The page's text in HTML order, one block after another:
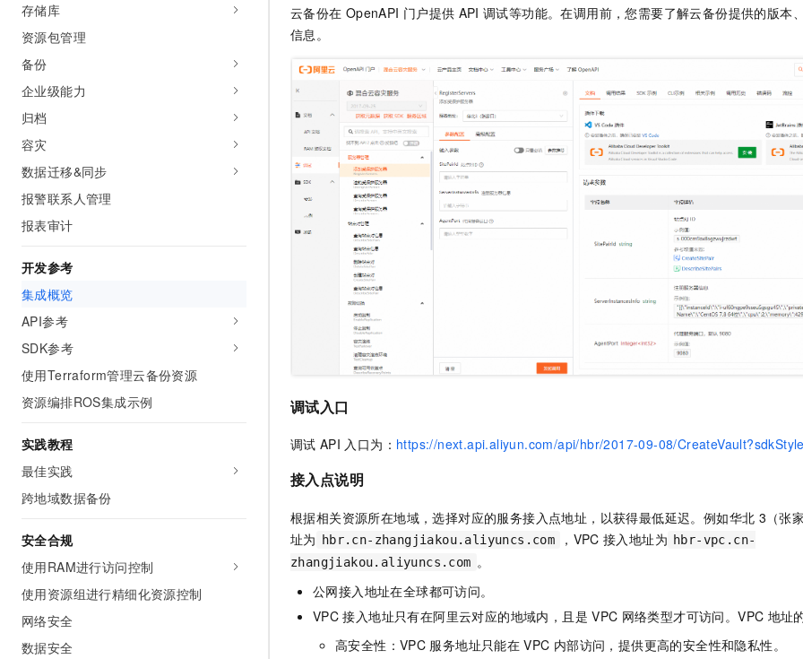
存储库
资源包管理
备份
企业级能力
归档
容灾
数据迁移&同步
报警联系人管理
报表审计
开发参考
集成概览
API参考
SDK参考
使用Terraform管理云备份资源
资源编排ROS集成示例
实践教程
最佳实践
跨地域数据备份
安全合规
使用RAM进行访问控制
使用资源组进行精细化资源控制
网络安全
数据安全
云备份在 OpenAPI 门户提供 API 调试等功能。在调用前，您需要了解云备份提供的版本
信息。
调试入口
调试 API 入口为： https://next.api.aliyun.com/api/hbr/2017-09-08/
接入点说明
根据相关资源所在地域，选择对应的服务接入点地址，以获得最低延迟。例如华北 3（张
址为
hbr.cn-zhangjiakou.aliyuncs.com ，VPC 接入地址为 hbr-vpc.cn-
zhangjiakou.aliyuncs.com 。
公网接入地址在全球都可访问。
VPC 接入地址只有在阿里云对应的地域内，且是 VPC 网络类型才可访问。VPC 地址
高安全性：VPC 服务地址只能在 VPC 内部访问，提供更高的安全性和隐私性。
大模型解决方案
依托云原生高可用架构,实现Dify私有化部署
10 分钟在聊天系统中增加一个 AI 助手
在企业官网、通讯软件中为客户提供 AI 客服
即刻拥有 DeepSeek-R1 满血版
Serverless
开发工具
迁移与运维管理
专有云
建站系统